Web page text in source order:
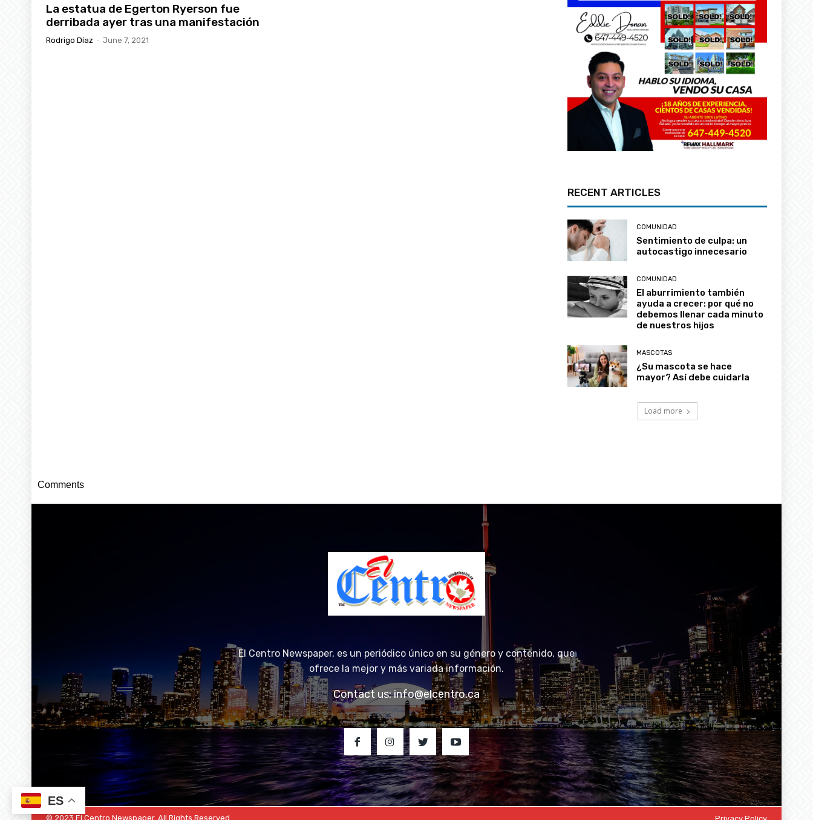
La estatua de Egerton Ryerson fue
derribada ayer tras una manifestación
Rodrigo Díaz - June 7, 2021
RECENT ARTICLES
COMUNIDAD
Sentimiento de culpa: un
autocastigo innecesario
COMUNIDAD
El aburrimiento también
ayuda a crecer: por qué no
debemos llenar cada minuto
de nuestros hijos
MASCOTAS
¿Su mascota se hace
mayor? Así debe cuidarla
Load more
Comments
El Centro Newspaper, es un periódico único en su género y contenido, que
ofrece la mejor y más variada información.
Contact us:info@elcentro.ca
© 2023 El Centro Newspaper. All Rights Reserved.
ES